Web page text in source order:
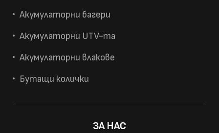
Акумулаторни багери
Акумулаторни UTV-та
Акумулаторни влакове
Бутащи колички
ЗА НАС